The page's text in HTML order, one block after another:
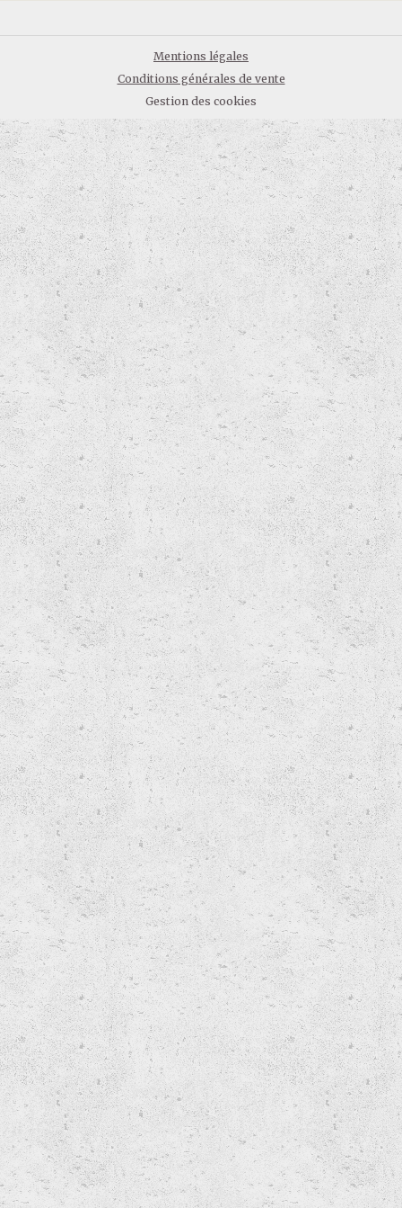
Mentions légales
Conditions générales de vente
Gestion des cookies